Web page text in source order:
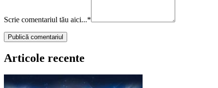
Scrie comentariul tău aici...*
Articole recente